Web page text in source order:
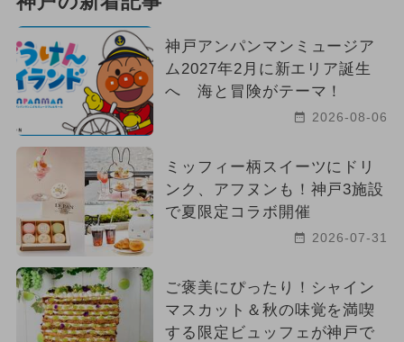
神戸アンパンマンミュージア
ム2027年2月に新エリア誕生
へ 海と冒険がテーマ！
2026-08-06
ミッフィー柄スイーツにドリ
ンク、アフヌンも！神戸3施設
で夏限定コラボ開催
2026-07-31
ご褒美にぴったり！シャイン
マスカット＆秋の味覚を満喫
する限定ビュッフェが神戸で